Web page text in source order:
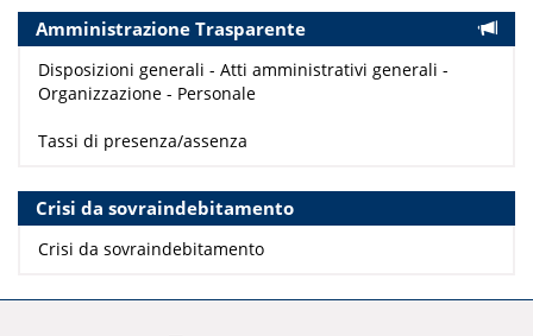
Amministrazione Trasparente
Disposizioni generali - Atti amministrativi generali -
Organizzazione - Personale
Tassi di presenza/assenza
Crisi da sovraindebitamento
Crisi da sovraindebitamento